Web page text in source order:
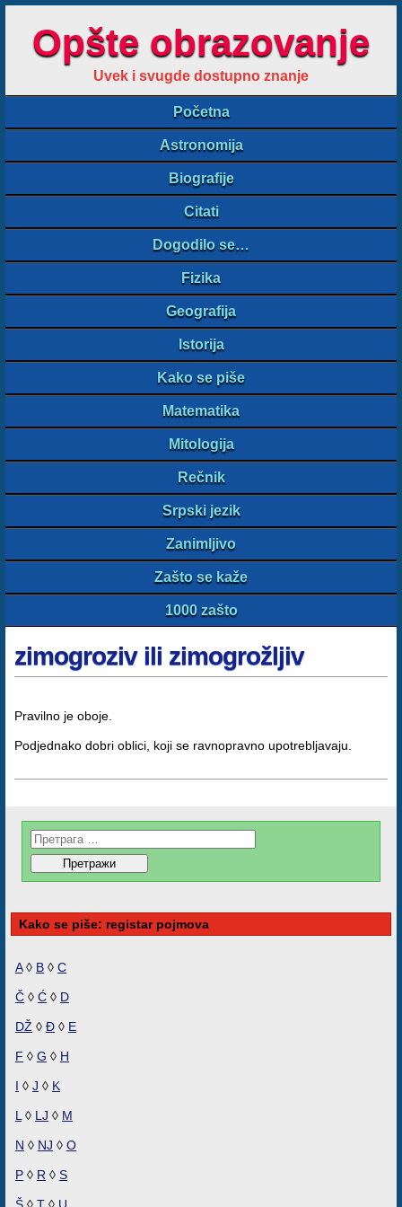
Opšte obrazovanje
Uvek i svugde dostupno znanje
Početna
Astronomija
Biografije
Citati
Dogodilo se…
Fizika
Geografija
Istorija
Kako se piše
Matematika
Mitologija
Rečnik
Srpski jezik
Zanimljivo
Zašto se kaže
1000 zašto
zimogroziv ili zimogrožljiv
Pravilno je oboje.
Podjednako dobri oblici, koji se ravnopravno upotrebljavaju.
Kako se piše: registar pojmova
A◊ B ◊ C
Č ◊ Ć ◊ D
DŽ ◊ Đ ◊ E
F ◊ G ◊ H
I ◊ J ◊ K
L ◊ LJ ◊ M
N ◊ NJ ◊ O
P ◊ R ◊ S